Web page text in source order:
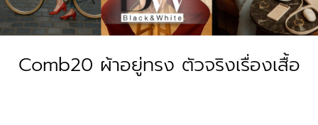
Comb20 ผ้าอยู่ทรง ตัวจริงเรื่องเสื้อ
เสื้อ